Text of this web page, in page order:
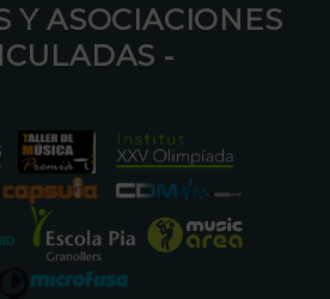
Y ASOCIACIONES
⁃